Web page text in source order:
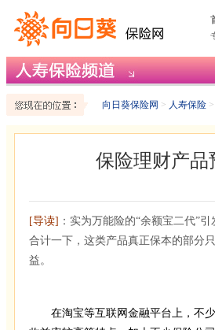
向日葵保险网 > 人寿保险 >
保险理财产品
[导读] ：实为万能险的“余额宝二代”
合计一下，这类产品真正保本的部分
益。
在淘宝等互联网金融平台上，不少